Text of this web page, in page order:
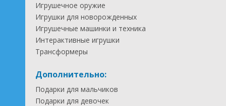
Игрушечное оружие
Игрушки для новорожденных
Игрушечные машинки и техника
Интерактивные игрушки
Трансформеры
Дополнительно:
Подарки для мальчиков
Подарки для девочек